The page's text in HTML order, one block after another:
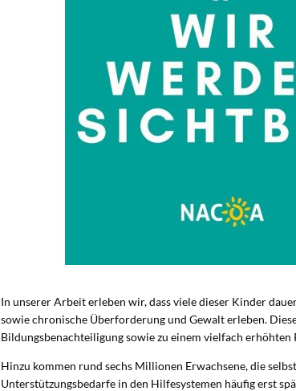
In unserer Arbeit erleben wir, dass viele dieser Kinder
sowie chronische Überforderung und Gewalt erleben.
Bildungsbenachteiligung sowie zu einem vielfach
Hinzu kommen rund sechs Millionen Erwachsene, die
Unterstützungsbedarfe in den Hilfesystemen häufig erst